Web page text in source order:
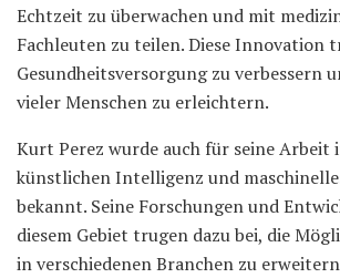
Echtzeit zu überwachen und mit
Fachleuten zu teilen. Diese Innovation
Gesundheitsversorgung zu verbessern
vieler Menschen zu erleichtern.
Kurt Perez wurde auch für seine Arbeit
künstlichen Intelligenz und
bekannt. Seine Forschungen und
diesem Gebiet trugen dazu bei, die
in verschiedenen Branchen zu